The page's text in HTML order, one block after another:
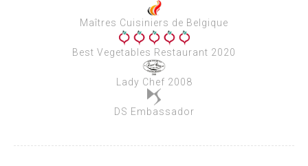
Maîtres Cuisiniers de Belgique
Best Vegetables Restaurant 2020
Lady Chef 2008
DS Embassador